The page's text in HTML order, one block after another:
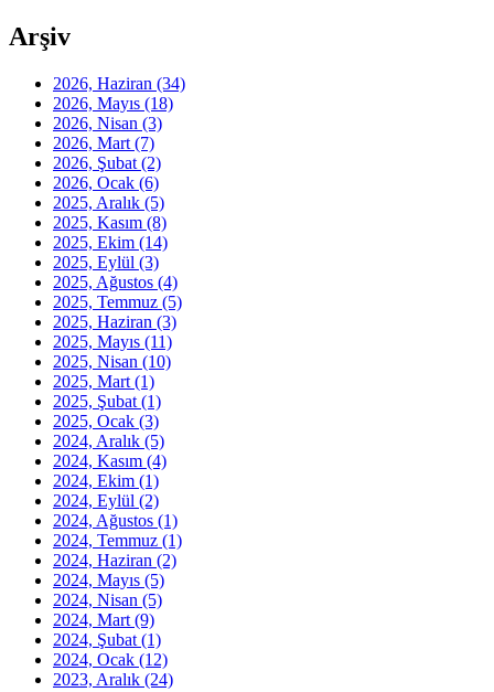
Arşiv
2026, Haziran (34)
2026, Mayıs (18)
2026, Nisan (3)
2026, Mart (7)
2026, Şubat (2)
2026, Ocak (6)
2025, Aralık (5)
2025, Kasım (8)
2025, Ekim (14)
2025, Eylül (3)
2025, Ağustos (4)
2025, Temmuz (5)
2025, Haziran (3)
2025, Mayıs (11)
2025, Nisan (10)
2025, Mart (1)
2025, Şubat (1)
2025, Ocak (3)
2024, Aralık (5)
2024, Kasım (4)
2024, Ekim (1)
2024, Eylül (2)
2024, Ağustos (1)
2024, Temmuz (1)
2024, Haziran (2)
2024, Mayıs (5)
2024, Nisan (5)
2024, Mart (9)
2024, Şubat (1)
2024, Ocak (12)
2023, Aralık (24)